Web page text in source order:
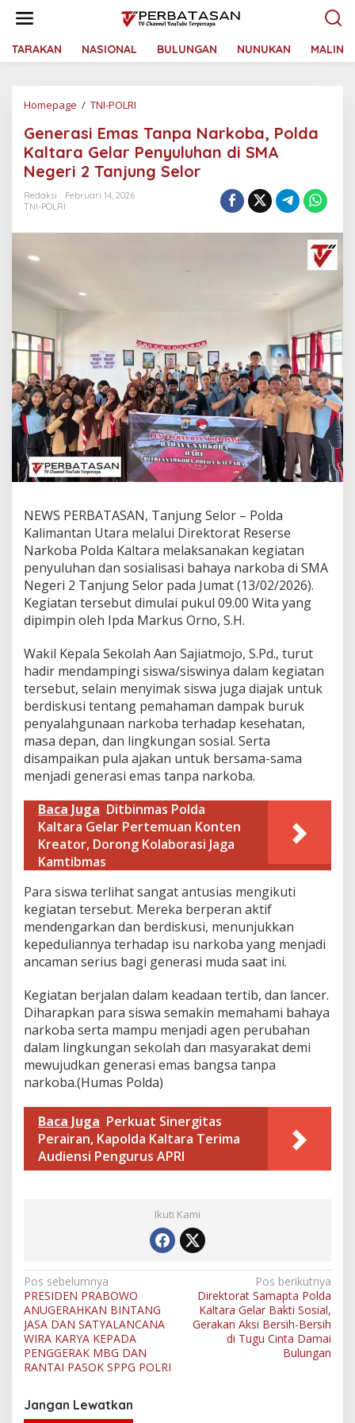
t
TARAKAN NASIONAL BULUNGAN NUNUKAN
Homepage / TNI-POLRI
n
e
r
a
m
N
r
k
o
b
a
,
P
o
a
K
a
t
a
r
a
e
l
a
r
P
e
y
u
l
h
n
d
M
A
e
g
e
i
2
T
a
n
j
u
n
g
S
e
l
o
Generasi Emas Tanpa Narkoba, Polda
Kaltara Gelar Penyuluhan di SMA
Negeri 2 Tanjung Selor
Redaksi
Februari 14, 2026
TNI-POLRI
NEWS PERBATASAN, Tanjung Selor – Polda
Kalimantan Utara melalui Direktorat Reserse
Narkoba Polda Kaltara melaksanakan kegiatan
penyuluhan dan sosialisasi bahaya narkoba di SMA
Negeri 2 Tanjung Selor pada Jumat (13/02/2026).
Kegiatan tersebut dimulai pukul 09.00 Wita yang
dipimpin oleh Ipda Markus Orno, S.H.
Wakil Kepala Sekolah Aan Sajiatmojo, S.Pd., turut
hadir mendampingi siswa/siswinya dalam kegiatan
tersebut, selain menyimak siswa juga diajak untuk
berdiskusi tentang pemahaman dampak buruk
penyalahgunaan narkoba terhadap kesehatan,
masa depan, dan lingkungan sosial. Serta
disampaikan pula ajakan untuk bersama-sama
menjadi generasi emas tanpa narkoba.
Baca Juga Ditbinmas Polda
Kaltara Gelar Pertemuan Konten
Kreator, Dorong Kolaborasi Jaga
Kamtibmas
Para siswa terlihat sangat antusias mengikuti
kegiatan tersebut. Mereka berperan aktif
mendengarkan dan berdiskusi, menunjukkan
kepeduliannya terhadap isu narkoba yang menjadi
ancaman serius bagi generasi muda saat ini.
Kegiatan berjalan dalam keadaan tertib, dan lancer.
Diharapkan para siswa semakin memahami bahaya
narkoba serta mampu menjadi agen perubahan
dalam lingkungan sekolah dan masyarakat demi
mewujudkan generasi emas bangsa tanpa
narkoba.(Humas Polda)
Baca Juga Perkuat Sinergitas
Perairan, Kapolda Kaltara Terima
Audiensi Pengurus APRI
Ikuti Kami
N
a
v
i
g
a
Pos sebelumnya
PRESIDEN PRABOWO
ANUGERAHKAN BINTANG
JASA DAN SATYALANCANA
WIRA KARYA KEPADA
PENGGERAK MBG DAN
RANTAI PASOK SPPG POLRI
Pos berikutnya
Direktorat Samapta Polda
Kaltara Gelar Bakti Sosial,
Gerakan Aksi Bersih-Bersih
di Tugu Cinta Damai
Bulungan
Jangan Lewatkan